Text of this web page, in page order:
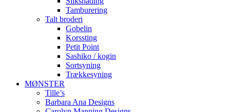
Tamburering
Talt broderi
Gobelin
Korssting
Petit Point
Sashiko / kogin
Sortsyning
Trækkesyning
MØNSTER
Tille’s
Barbara Ana Designs